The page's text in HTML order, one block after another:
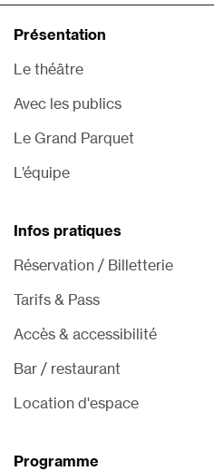
Présentation
Le théâtre
Avec les publics
Le Grand Parquet
L’équipe
Infos pratiques
Réservation / Billetterie
Tarifs & Pass
Accès & accessibilité
Bar / restaurant
Location d'espace
Programme